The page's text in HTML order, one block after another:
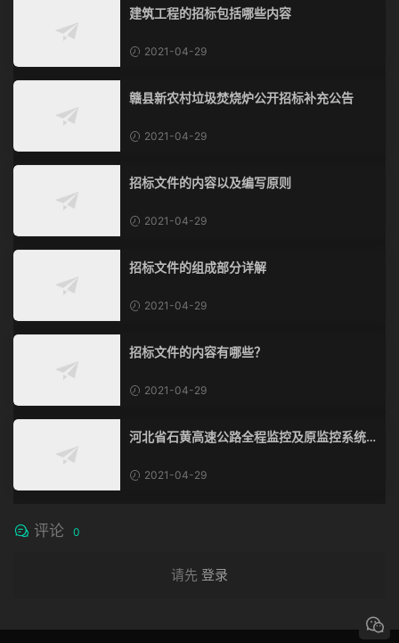
建筑工程的招标包括哪些内容
2021-04-29
赣县新农村垃圾焚烧炉公开招标补充公告
2021-04-29
招标文件的内容以及编写原则
2021-04-29
招标文件的组成部分详解
2021-04-29
招标文件的内容有哪些？
2021-04-29
河北省石黄高速公路全程监控及原监控系统
2021-04-29
评论 0
请先 登录